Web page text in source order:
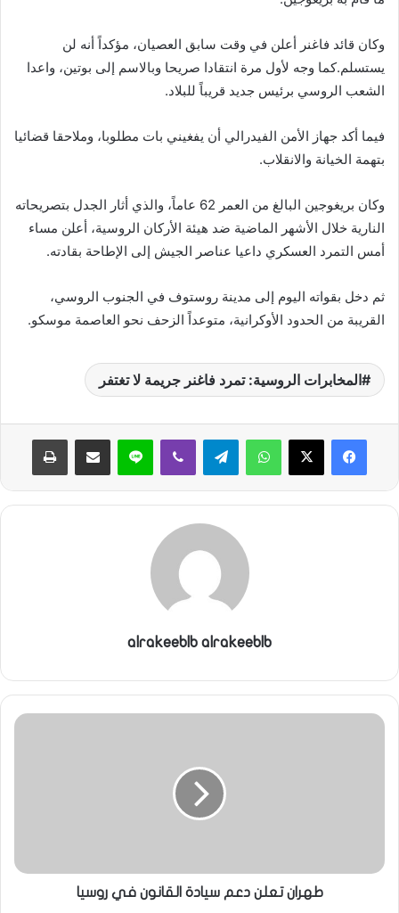
وكان قائد فاغنر أعلن في وقت سابق العصيان، مؤكداً أنه لن
يستسلم.كما وجه لأول مرة انتقادا صريحا وبالاسم إلى بوتين، واعدا
الشعب الروسي برئيس جديد قريباً للبلاد.
فيما أكد جهاز الأمن الفيدرالي أن يفغيني بات مطلوبا، وملاحقا قضائيا
بتهمة الخيانة والانقلاب.
وكان بريغوجين البالغ من العمر 62 عاماً، والذي أثار الجدل بتصريحاته
النارية خلال الأشهر الماضية ضد هيئة الأركان الروسية، أعلن مساء
أمس التمرد العسكري داعيا عناصر الجيش إلى الإطاحة بقادته.
ثم دخل بقواته اليوم إلى مدينة روستوف في الجنوب الروسي،
القريبة من الحدود الأوكرانية، متوعداً الزحف نحو العاصمة موسكو.
المخابرات الروسية: تمرد فاغنر جريمة لا تغتفر
واتساب تيلقرام ڤايبر لاين مشاركة عبر البريد طباعة
alrakeeblb alrakeeblb
طهران تعلن دعم سيادة القانون في روسيا